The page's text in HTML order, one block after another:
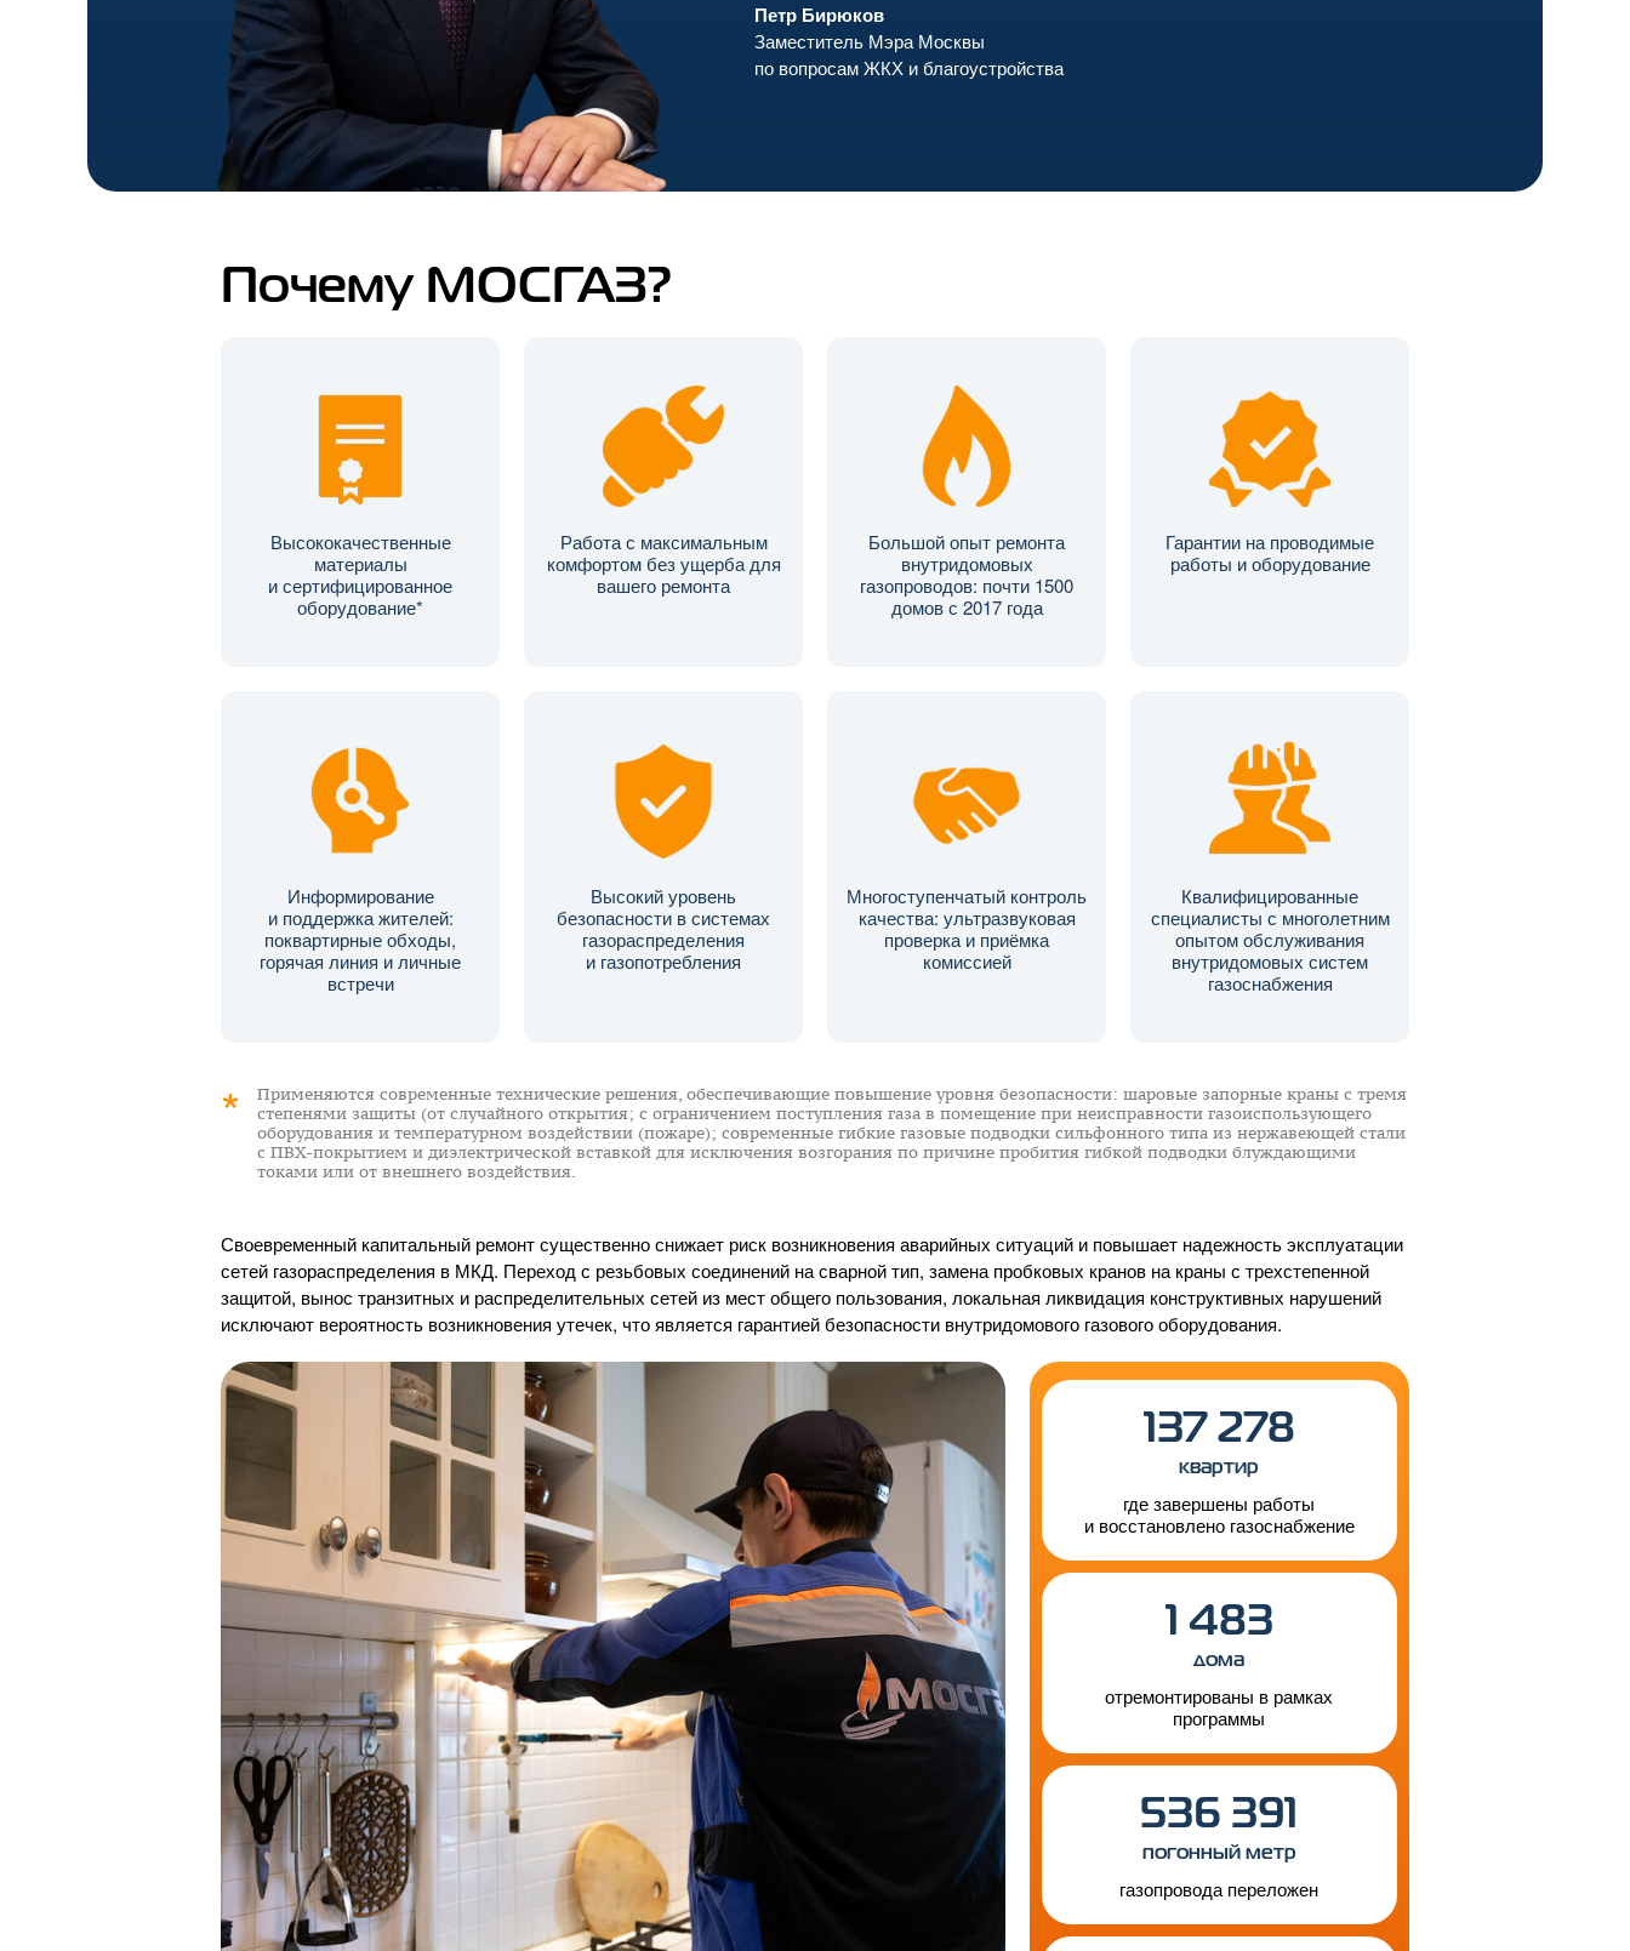
Петр Бирюков
Заместитель Мэра Москвы
по вопросам ЖКХ и благоустройства
Почему МОСГАЗ?
Высококачественные
материалы
и сертифицированное
оборудование*
Работа с максимальным
комфортом без ущерба для
вашего ремонта
Большой опыт ремонта
внутридомовых
газопроводов: почти 1500
домов с 2017 года
Гарантии на проводимые
работы и оборудование
Информирование
и поддержка жителей:
поквартирные обходы,
горячая линия и личные
встречи
Высокий уровень
безопасности в системах
газораспределения
и газопотребления
Многоступенчатый контроль
качества: ультразвуковая
проверка и приёмка
комиссией
Квалифицированные
специалисты с многолетним
опытом обслуживания
внутридомовых систем
газоснабжения
Применяются современные технические решения, обеспечивающие повышение уровня безопасности: шаровые запорные краны с тремя
степенями защиты (от случайного открытия; с ограничением поступления газа в помещение при неисправности газоиспользующего
оборудования и температурном воздействии (пожаре); современные гибкие газовые подводки сильфонного типа из нержавеющей стали
с ПВХ-покрытием и диэлектрической вставкой для исключения возгорания по причине пробития гибкой подводки блуждающими
токами или от внешнего воздействия.
Своевременный капитальный ремонт существенно снижает риск возникновения аварийных ситуаций и повышает надежность эксплуатации
сетей газораспределения в МКД. Переход с резьбовых соединений на сварной тип, замена пробковых кранов на краны с трехстепенной
защитой, вынос транзитных и распределительных сетей из мест общего пользования, локальная ликвидация конструктивных нарушений
исключают вероятность возникновения утечек, что является гарантией безопасности внутридомового газового оборудования.
137 278
квартир
где завершены работы
и восстановлено газоснабжение
1 483
дома
отремонтированы в рамках
программы
536 391
погонный метр
газопровода переложен